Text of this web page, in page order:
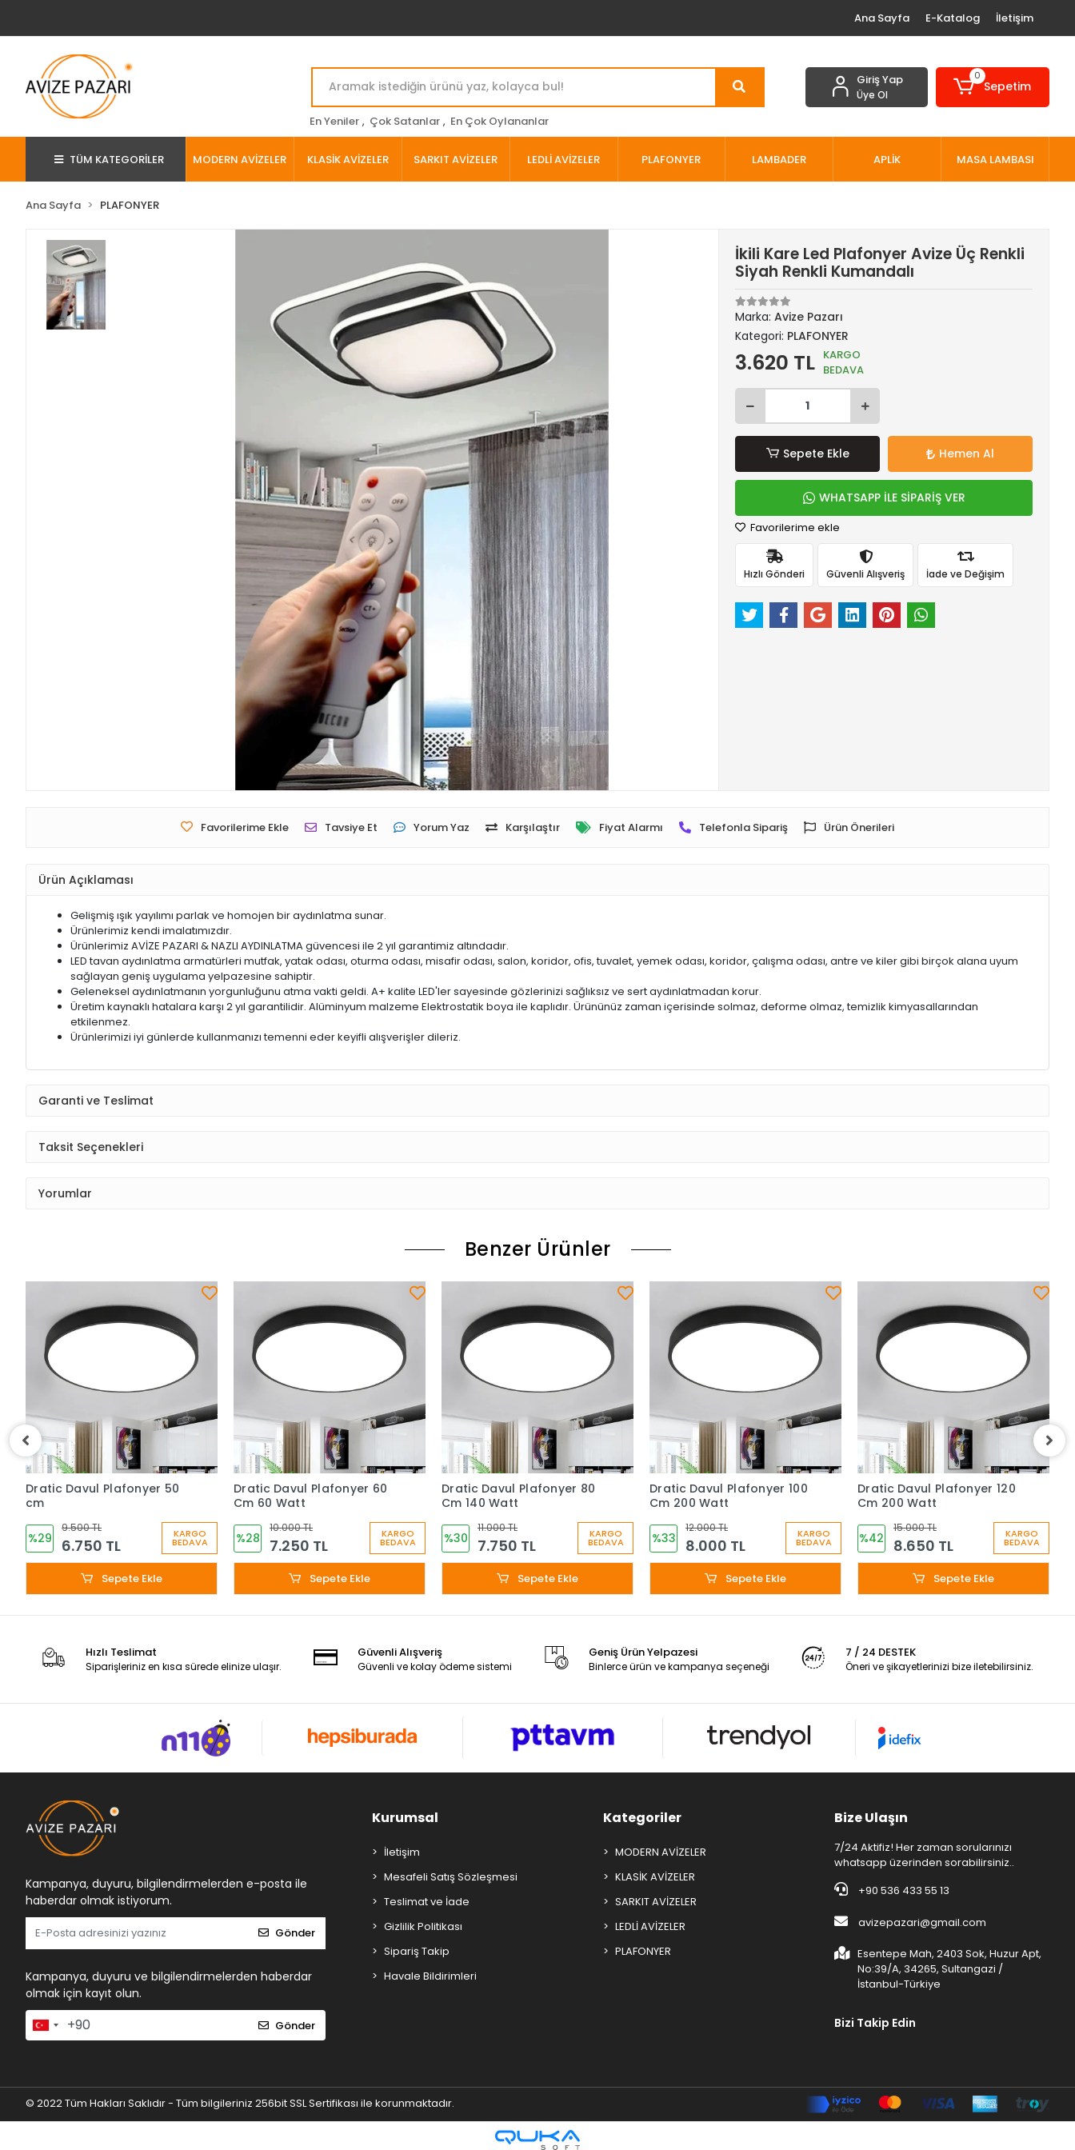
Ana Sayfa E-Katalog İletişim
En Yeniler , Çok Satanlar , En Çok Oylananlar
Giriş Yap
Üye Ol
0
Sepetim
TÜM KATEGORİLER MODERN AVİZELER KLASİK AVİZELER SARKIT AVİZELER LEDLİ AVİZELER PLAFONYER LAMBADER APLİK MASA LAMBASI
Ana Sayfa PLAFONYER
İkili Kare Led Plafonyer Avize Üç Renkli
Siyah Renkli Kumandalı
Marka:Avize Pazarı
Kategori: PLAFONYER
3.620 TL KARGO
BEDAVA
Sepete Ekle Hemen Al
WHATSAPP İLE SİPARİŞ VER
Favorilerime ekle
Hızlı Gönderi Güvenli Alışveriş İade ve Değişim
Favorilerime Ekle Tavsiye Et Yorum Yaz Karşılaştır Fiyat Alarmı Telefonla Sipariş Ürün Önerileri
Ürün Açıklaması
Gelişmiş ışık yayılımı parlak ve homojen bir aydınlatma sunar.
Ürünlerimiz kendi imalatımızdır.
Ürünlerimiz AVİZE PAZARI & NAZLI AYDINLATMA güvencesi ile 2 yıl garantimiz altındadır.
LED tavan aydınlatma armatürleri mutfak, yatak odası, oturma odası, misafir odası, salon, koridor, ofis, tuvalet, yemek odası, koridor, çalışma odası, antre ve kiler gibi birçok alana uyum
sağlayan geniş uygulama yelpazesine sahiptir.
Geleneksel aydınlatmanın yorgunluğunu atma vakti geldi. A+ kalite LED'ler sayesinde gözlerinizi sağlıksız ve sert aydınlatmadan korur.
Üretim kaynaklı hatalara karşı 2 yıl garantilidir. Alüminyum malzeme Elektrostatik boya ile kaplıdır. Ürününüz zaman içerisinde solmaz, deforme olmaz, temizlik kimyasallarından
etkilenmez.
Ürünlerimizi iyi günlerde kullanmanızı temenni eder keyifli alışverişler dileriz.
Garanti ve Teslimat
Taksit Seçenekleri
Yorumlar
Benzer Ürünler
Dratic Davul Plafonyer 50
cm
%29
9.500 TL
6.750 TL
KARGO
BEDAVA
Sepete Ekle
Dratic Davul Plafonyer 60
Cm 60 Watt
%28
10.000 TL
7.250 TL
KARGO
BEDAVA
Sepete Ekle
Dratic Davul Plafonyer 80
Cm 140 Watt
%30
11.000 TL
7.750 TL
KARGO
BEDAVA
Sepete Ekle
Dratic Davul Plafonyer 100
Cm 200 Watt
%33
12.000 TL
8.000 TL
KARGO
BEDAVA
Sepete Ekle
Dratic Davul Plafonyer 120
Cm 200 Watt
%42
15.000 TL
8.650 TL
KARGO
BEDAVA
Sepete Ekle
Hızlı Teslimat
Siparişleriniz en kısa sürede elinize ulaşır.
Güvenli Alışveriş
Güvenli ve kolay ödeme sistemi
Geniş Ürün Yelpazesi
Binlerce ürün ve kampanya seçeneği
7 / 24 DESTEK
Öneri ve şikayetlerinizi bize iletebilirsiniz.
Kampanya, duyuru, bilgilendirmelerden e-posta ile
haberdar olmak istiyorum.
Gönder
Kampanya, duyuru ve bilgilendirmelerden haberdar
olmak için kayıt olun.
Gönder
Kurumsal
İletişim
Mesafeli Satış Sözleşmesi
Teslimat ve İade
Gizlilik Politikası
Sipariş Takip
Havale Bildirimleri
Kategoriler
MODERN AVİZELER
KLASİK AVİZELER
SARKIT AVİZELER
LEDLİ AVİZELER
PLAFONYER
Bize Ulaşın
7/24 Aktifiz! Her zaman sorularınızı
whatsapp üzerinden sorabilirsiniz..
+90 536 433 55 13
avizepazari@gmail.com
Esentepe Mah, 2403 Sok, Huzur Apt,
No:39/A, 34265, Sultangazi /
İstanbul-Türkiye
Bizi Takip Edin
© 2022 Tüm Hakları Saklıdır - Tüm bilgileriniz 256bit SSL Sertifikası ile korunmaktadır.